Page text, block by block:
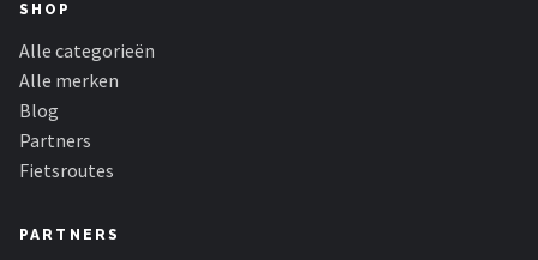
SHOP
Alle categorieën
Alle merken
Blog
Partners
Fietsroutes
PARTNERS